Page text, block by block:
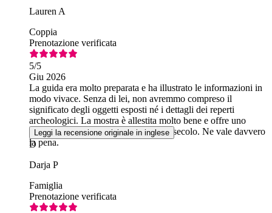
Lauren A
Coppia
Prenotazione verificata
5/5
Giu 2026
La guida era molto preparata e ha illustrato le informazioni in
modo vivace. Senza di lei, non avremmo compreso il
significato degli oggetti esposti né i dettagli dei reperti
archeologici. La mostra è allestita molto bene e offre uno
spaccato di Cracovia dal XIII al XVI secolo. Ne vale davvero
la pena.
Leggi la recensione originale in inglese
D
Darja P
Famiglia
Prenotazione verificata